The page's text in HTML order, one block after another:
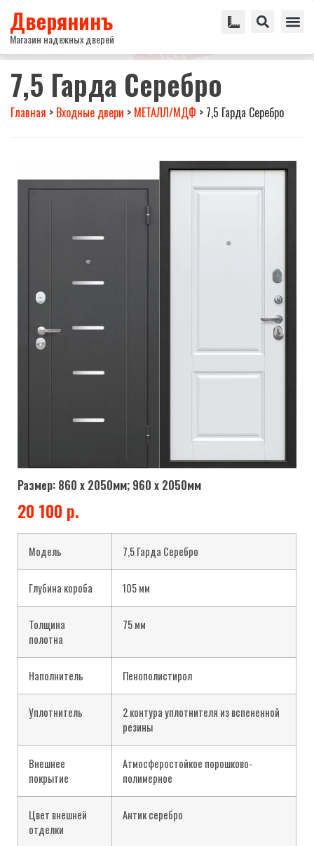
Дверянинъ
Магазин надежных дверей
7,5 Гарда Серебро
Главная > Входные двери > МЕТАЛЛ/МДФ > 7,5 Гарда Серебро
Размер: 860 х 2050мм; 960 х 2050мм
20 100 р.
Модель 7,5 Гарда Серебро
Глубина короба 105 мм
Толщина
полотна
75мм
Наполнитель Пенополистирол
Уплотнитель
2 контура уплотнителя из вспененной
резины
Внешнее
покрытие
Атмосферостойкое порошково-
полимерное
Цвет внешней
отделки
Антик серебро